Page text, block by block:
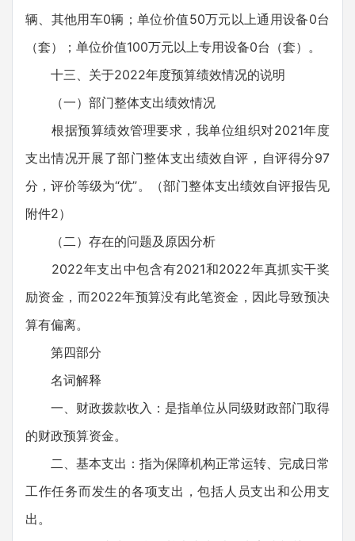
辆、其他用车0辆；单位价值50万元以上通用设备0台
（套）；单位价值100万元以上专用设备0台（套）。
十三、关于2022年度预算绩效情况的说明
（一）部门整体支出绩效情况
根据预算绩效管理要求，我单位组织对2021年度
支出情况开展了部门整体支出绩效自评，自评得分97
分，评价等级为“优”。（部门整体支出绩效自评报告见
附件2）
（二）存在的问题及原因分析
2022年支出中包含有2021和2022年真抓实干奖
励资金，而2022年预算没有此笔资金，因此导致预决
算有偏离。
第四部分
名词解释
一、财政拨款收入：是指单位从同级财政部门取得
的财政预算资金。
二、基本支出：指为保障机构正常运转、完成日常
工作任务而发生的各项支出，包括人员支出和公用支
出。